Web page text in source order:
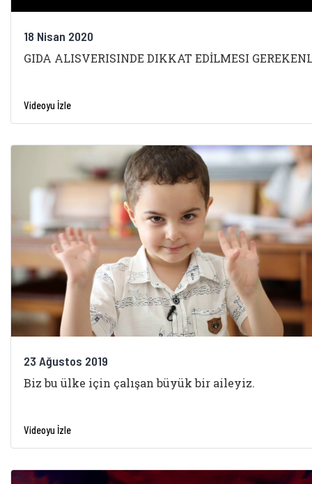
18 Nisan 2020
GIDA ALISVERISINDE DIKKAT EDİLMESI
Videoyu İzle
23 Ağustos 2019
Biz bu ülke için çalışan büyük bir aileyiz.
Videoyu İzle